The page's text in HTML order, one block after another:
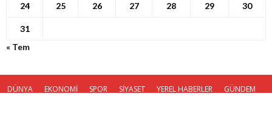
24 25 26 27 28 29 30
31
« Tem
DÜNYA EKONOMİ SPOR SİYASET YEREL HABERLER
GÜNDEM